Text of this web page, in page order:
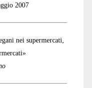
2007
nei supermercati,